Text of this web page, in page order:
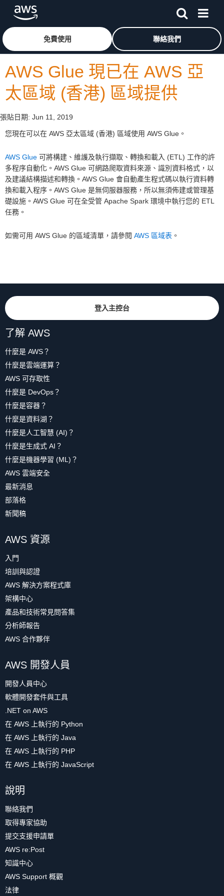
跳至主要內容按一下這裡可返回 Amazon Web Services 首頁
免費使用 聯絡我們
AWS Glue 現已在 AWS 亞
太區域 (香港) 區域提供
張貼日期: Jun 11, 2019
您現在可以在 AWS 亞太區域 (香港) 區域使用 AWS Glue。
AWS Glue 可將構建、維護及執行擷取、轉換和載入 (ETL) 工作的許
多程序自動化。AWS Glue 可網路爬取資料來源、識別資料格式，以
及建議結構描述和轉換。AWS Glue 會自動產生程式碼以執行資料轉
換和載入程序。AWS Glue 是無伺服器服務，所以無須佈建或管理基
礎設施。AWS Glue 可在全受管 Apache Spark 環境中執行您的 ETL
任務。
如需可用 AWS Glue 的區域清單，請參閱 AWS 區域表 。
登入主控台
了解 AWS
什麼是 AWS？
什麼是雲端運算？
AWS 可存取性
什麼是 DevOps？
什麼是容器？
什麼是資料湖？
什麼是人工智慧 (AI)？
什麼是生成式 AI？
什麼是機器學習 (ML)？
AWS 雲端安全
最新消息
部落格
新聞稿
AWS 資源
入門
培訓與認證
AWS 解決方案程式庫
架構中心
產品和技術常見問答集
分析師報告
AWS 合作夥伴
AWS 開發人員
開發人員中心
軟體開發套件與工具
.NET on AWS
在 AWS 上執行的 Python
在 AWS 上執行的 Java
在 AWS 上執行的 PHP
在 AWS 上執行的 JavaScript
說明
聯絡我們
取得專家協助
提交支援申請單
AWS re:Post
知識中心
AWS Support 概觀
法律